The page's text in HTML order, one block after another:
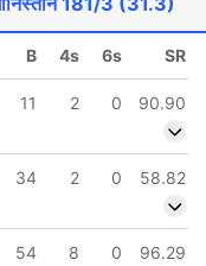
B 4s 6s SR
11 2 0
90.90
34 2 0
58.82
54 8 0
96.29